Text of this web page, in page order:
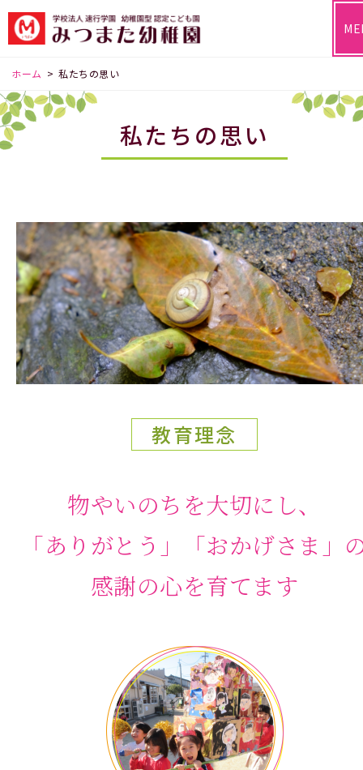
ホーム > 私たちの思い
私たちの思い
教育理念
物やいのちを大切にし、
「ありがとう」「おかげさま」
感謝の心を育てます